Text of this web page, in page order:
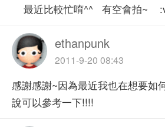
最近比較忙唷^^ 有空會拍~
ethanpunk
2011-9-20 08:43
感謝感謝~因為最近我也在想要如
說可以參考一下!!!!